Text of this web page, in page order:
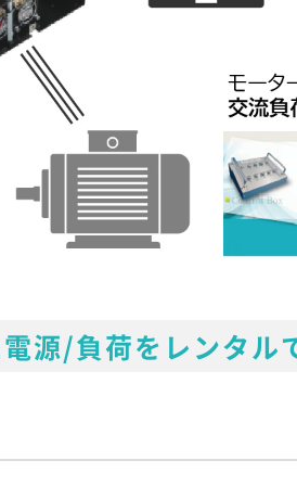
源/負荷をレンタル